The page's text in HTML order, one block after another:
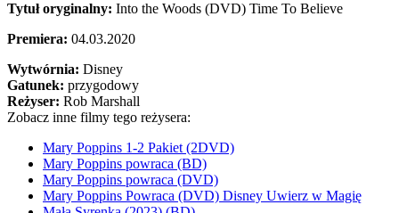
Tytuł oryginalny: Into the Woods (DVD) Time To Believe
Premiera: 04.03.2020
Wytwórnia: Disney
Gatunek: przygodowy
Reżyser: Rob Marshall
Zobacz inne filmy tego reżysera:
Mary Poppins 1-2 Pakiet (2DVD)
Mary Poppins powraca (BD)
Mary Poppins powraca (DVD)
Mary Poppins Powraca (DVD) Disney Uwierz w Magię